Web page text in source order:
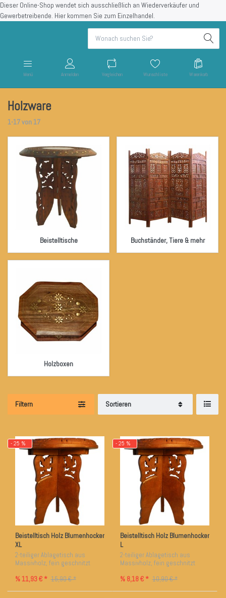
Dieser Online-Shop wendet sich ausschließlich an Wiederverkäufer und
Gewerbetreibende. Hier kommen Sie zum Einzelhandel.
Menü Anmelden Vergleichen Wunschliste Warenkorb
Holzware
1-17von 17
Beistelltische Buchständer, Tiere & mehr
Holzboxen
Filtern Sortieren
- 25 %
Beistelltisch Holz Blumenhocker
XL
2-teiliger Ablagetisch aus
Massivholz, fein geschnitzt
% 11,93 € * 15,90 € *
- 25 %
Beistelltisch Holz Blumenhocker
L
2-teiliger Ablagetisch aus
Massivholz, fein geschnitzt
% 8,18 € * 10,90 € *